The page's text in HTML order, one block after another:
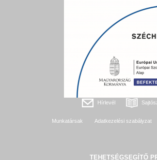
Hírlevél
Munkatársak Adatkezelési szabályzat
TEHETSÉGSEGÍTŐ